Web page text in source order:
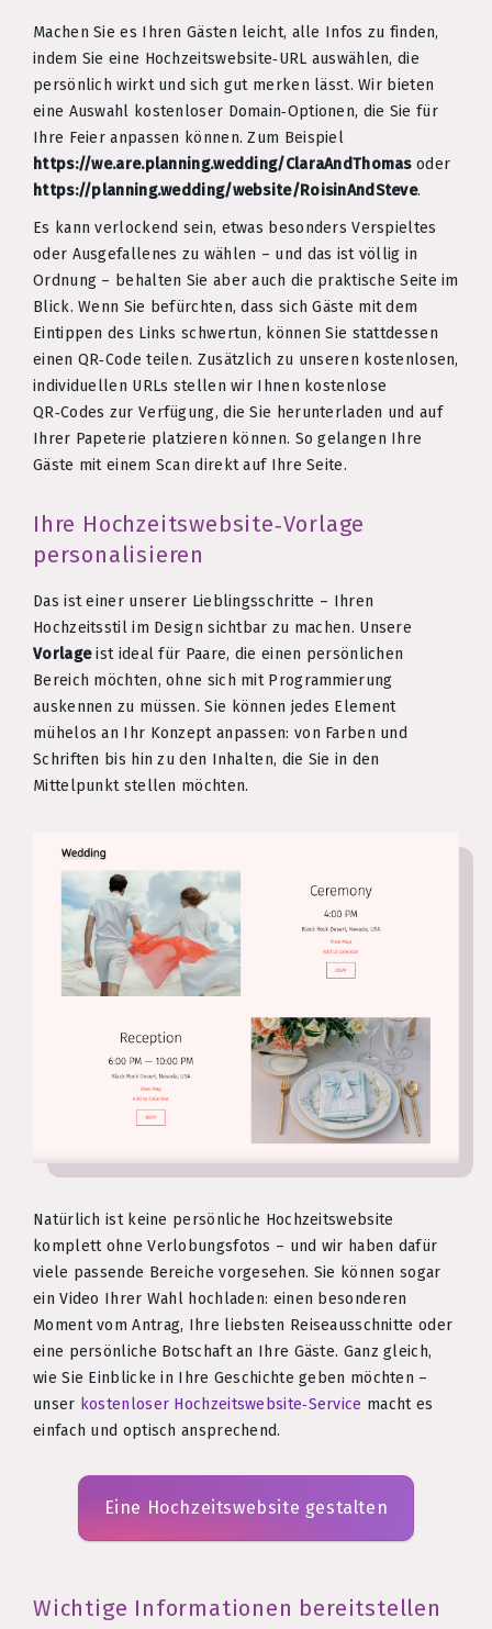
Machen Sie es Ihren Gästen leicht, alle Infos zu finden,
indem Sie eine Hochzeitswebsite‑URL auswählen, die
persönlich wirkt und sich gut merken lässt. Wir bieten
eine Auswahl kostenloser Domain‑Optionen, die Sie für
Ihre Feier anpassen können. Zum Beispiel
https://we.are.planning.wedding/ClaraAndThomasoder
https://planning.wedding/website/RoisinAndSteve.
Es kann verlockend sein, etwas besonders Verspieltes
oder Ausgefallenes zu wählen – und das ist völlig in
Ordnung – behalten Sie aber auch die praktische Seite im
Blick. Wenn Sie befürchten, dass sich Gäste mit dem
Eintippen des Links schwertun, können Sie stattdessen
einen QR‑Code teilen. Zusätzlich zu unseren kostenlosen,
individuellen URLs stellen wir Ihnen kostenlose
QR‑Codes zur Verfügung, die Sie herunterladen und auf
Ihrer Papeterie platzieren können. So gelangen Ihre
Gäste mit einem Scan direkt auf Ihre Seite.
Ihre Hochzeitswebsite‑Vorlage
personalisieren
Das ist einer unserer Lieblingsschritte – Ihren
Hochzeitsstil im Design sichtbar zu machen. Unsere
Vorlageist ideal für Paare, die einen persönlichen
Bereich möchten, ohne sich mit Programmierung
auskennen zu müssen. Sie können jedes Element
mühelos an Ihr Konzept anpassen: von Farben und
Schriften bis hin zu den Inhalten, die Sie in den
Mittelpunkt stellen möchten.
Natürlich ist keine persönliche Hochzeitswebsite
komplett ohne Verlobungsfotos – und wir haben dafür
viele passende Bereiche vorgesehen. Sie können sogar
ein Video Ihrer Wahl hochladen: einen besonderen
Moment vom Antrag, Ihre liebsten Reiseausschnitte oder
eine persönliche Botschaft an Ihre Gäste. Ganz gleich,
wie Sie Einblicke in Ihre Geschichte geben möchten –
unser kostenloser Hochzeitswebsite‑Service macht es
einfach und optisch ansprechend.
Eine Hochzeitswebsite gestalten
Wichtige Informationen bereitstellen